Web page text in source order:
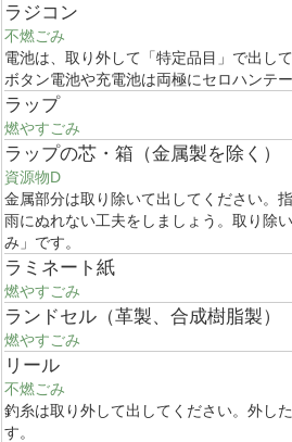
ラジコン
不燃ごみ
電池は、取り外して「特定品目」で出し
ボタン電池や充電池は両極にセロハンテ
ラップ
燃やすごみ
ラップの芯・箱（金属製を除く）
資源物D
金属部分は取り除いて出してください。
雨にぬれない工夫をしましょう。取り除
み」です。
ラミネート紙
燃やすごみ
ランドセル（革製、合成樹脂製）
燃やすごみ
リール
不燃ごみ
釣糸は取り外して出してください。外し
す。